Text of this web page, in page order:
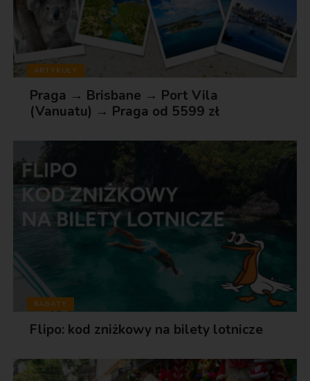
ARTYKUŁY
Praga → Brisbane → Port Vila
(Vanuatu) → Praga od 5599 zł
RABATY
Flipo: kod zniżkowy na bilety lotnicze